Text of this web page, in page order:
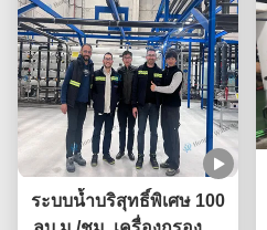
ระบบน้ำบริสุทธิ์พิเศษ 100